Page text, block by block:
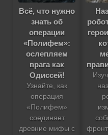
Всё, что нужно
знать об
операции
«Полифем»:
ослепляем
врага как
Одиссей!
Узнайте, как
операция
«Полифем»
соединяет
древние мифы с